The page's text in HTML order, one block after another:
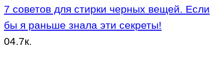
7 советов для стирки черных вещей. Если
бы я раньше знала эти секреты!
04.7к.